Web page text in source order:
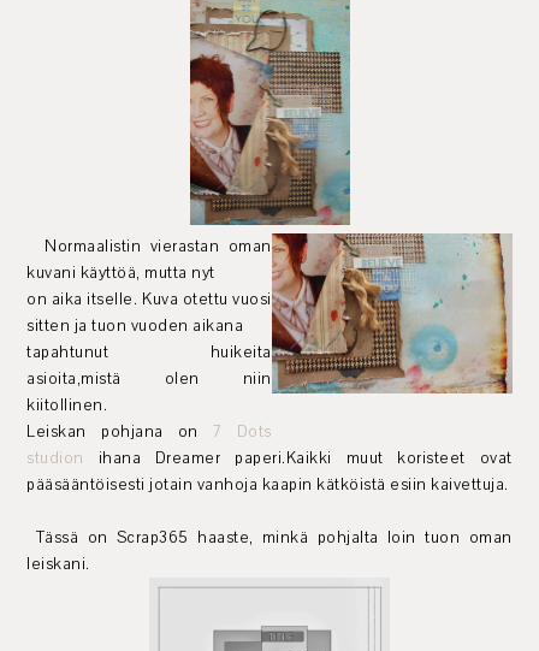
Normaalistin vierastan oman
kuvani käyttöä, mutta nyt
on aika itselle. Kuva otettu vuosi
sitten ja tuon vuoden aikana
tapahtunut huikeita
asioita,mistä olen niin
kiitollinen.
Leiskan pohjana on 7 Dots
studion
ihana Dreamer paperi.Kaikki muut koristeet ovat
pääsääntöisesti jotain vanhoja kaapin kätköistä esiin kaivettuja.
Tässä on Scrap365 haaste, minkä pohjalta loin tuon oman
leiskani.